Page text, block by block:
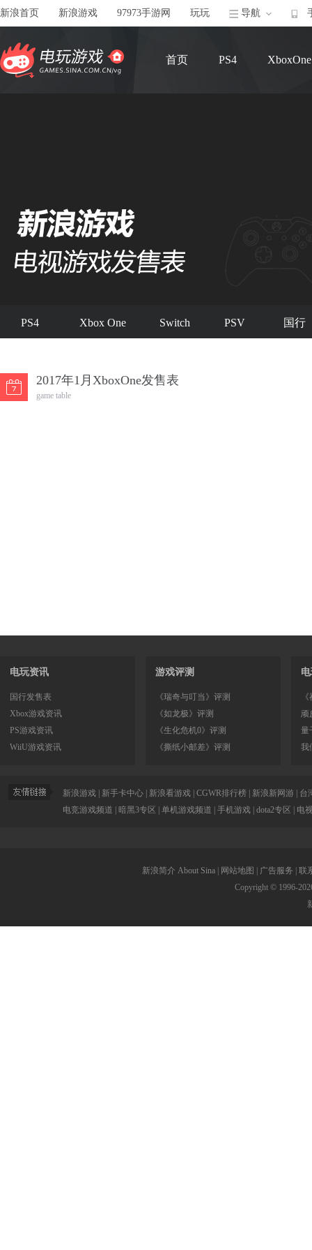
新浪首页 新浪游戏 97973手游网 玩玩 导航
首页 PS4 XboxOne
PS4 Xbox One Switch PSV 国行
2017年1月XboxOne发售表
game table
电玩资讯
国行发售表
Xbox游戏资讯
PS游戏资讯
WiiU游戏资讯
游戏评测
《瑞奇与叮当》评测
《如龙极》评测
《生化危机0》评测
《撕纸小邮差》评测
顽
量
我
新浪游戏 新手卡中心 新浪看游戏 CGWR排行榜 新浪新网游
台
电竞游戏频道
暗黑3专区 单机游戏频道 手机游戏 dota2专区 电
新浪简介 About Sina 网站地图 广告服务
联
Copyright © 1996-